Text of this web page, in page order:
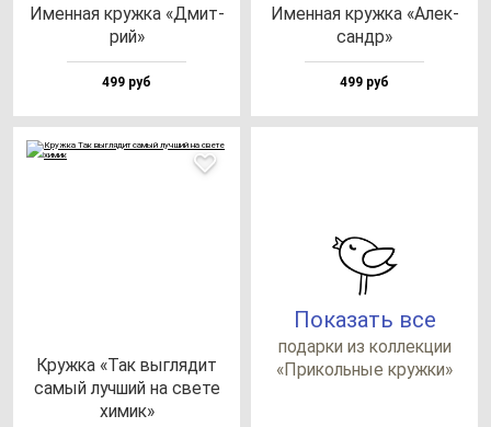
Имен­ная круж­ка «Дмит­
рий»
499 руб
Имен­ная круж­ка «Алек­
сандр»
499 руб
Круж­ка «Так выг­ля­дит
са­мый луч­ший на све­те
хи­мик»
Показать все
по­дар­ки из кол­лек­ции
«При­коль­ные круж­ки»